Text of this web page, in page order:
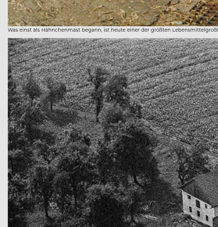
Was einst als Hähnchenmast begann, ist heute einer der größten